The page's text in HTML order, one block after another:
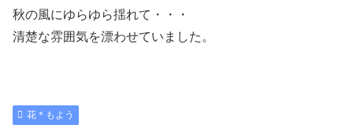
秋の風にゆらゆら揺れて・・・
清楚な雰囲気を漂わせていました。
花＊もよう